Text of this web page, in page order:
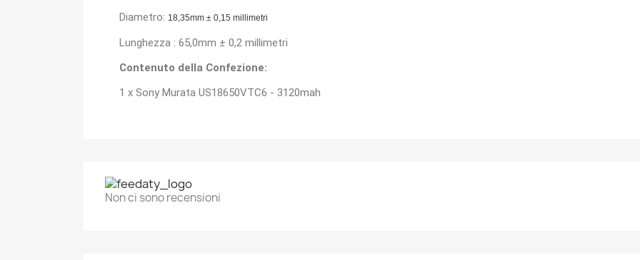
Diametro: 18,35mm ± 0,15 millimetri
Lunghezza : 65,0mm ± 0,2 millimetri
Contenuto della Confezione:
1 x Sony Murata US18650VTC6 - 3120mah
Non ci sono recensioni